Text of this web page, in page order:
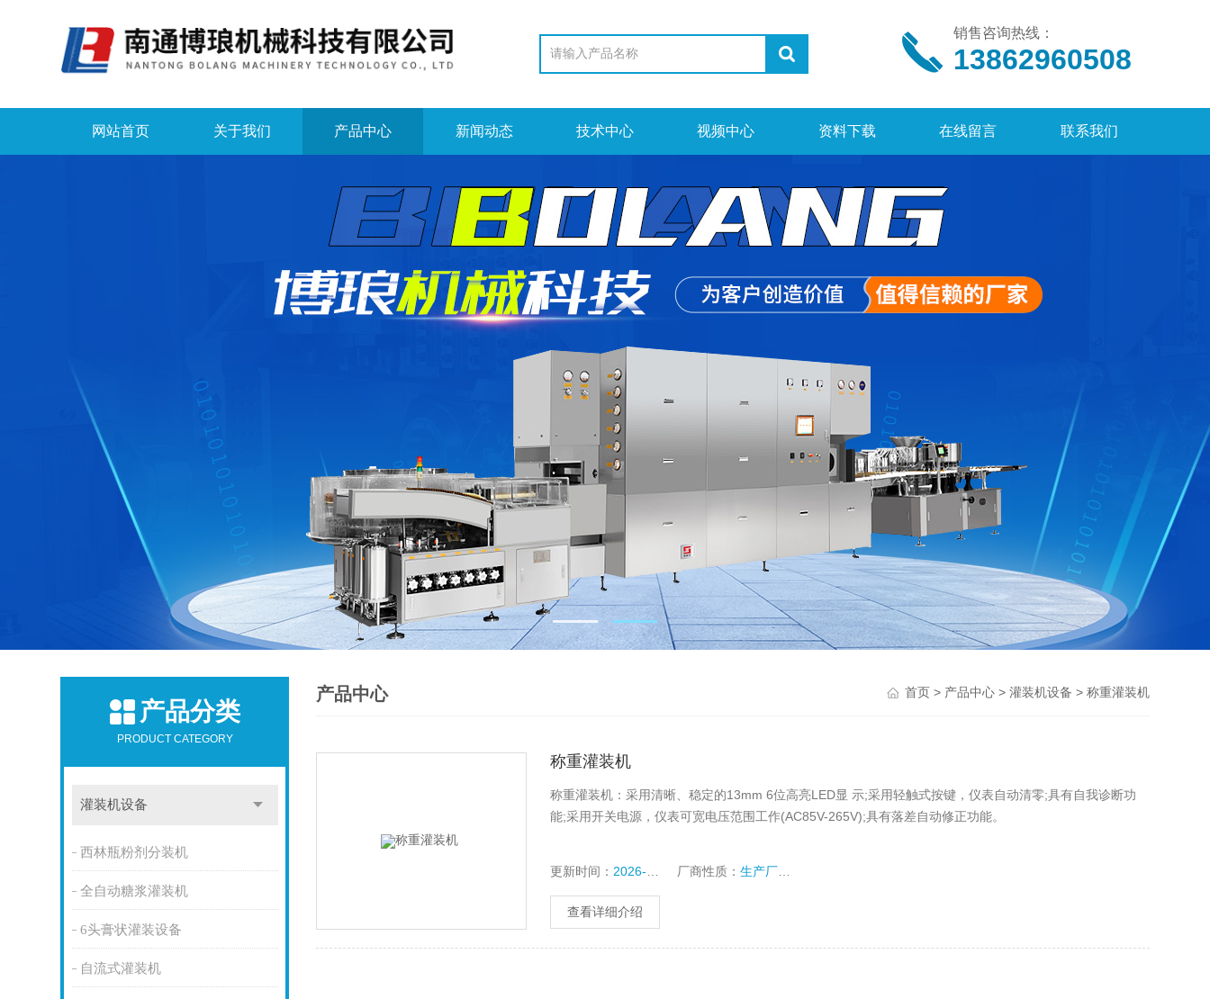
销售咨询热线：
13862960508
网站首页 关于我们 产品中心 新闻动态 技术中心 视频中心 资料下载 在线留言 联系我们
产品分类
PRODUCT CATEGORY
灌装机设备
西林瓶粉剂分装机
全自动糖浆灌装机
6头膏状灌装设备
自流式灌装机
产品中心 首页> 产品中心> 灌装机设备 > 称重灌装机
称重灌装机
称重灌装机：采用清晰、稳定的13mm 6位高亮LED显 示;采用轻触式按键，仪表自动清零;具有自我诊断功
能;采用开关电源，仪表可宽电压范围工作(AC85V-265V);具有落差自动修正功能。
更新时间： 2026-06-03 厂商性质：生产厂家
查看详细介绍